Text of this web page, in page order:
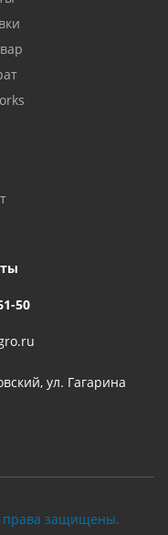
50
ул. Гагарина
права защищены.